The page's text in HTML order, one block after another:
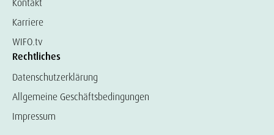
Kontakt
Karriere
WIFO.tv
Rechtliches
Datenschutzerklärung
Allgemeine Geschäftsbedingungen
Impressum